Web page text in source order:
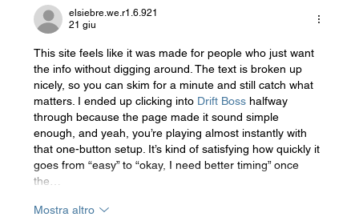
Qualcos’Altro)
elsiebre.we.r1.6.921
21 giu
This site feels like it was made for people who just want
the info without digging around. The text is broken up
nicely, so you can skim for a minute and still catch what
matters. I ended up clicking into Drift Boss halfway
through because the page made it sound simple
enough, and yeah, you’re playing almost instantly with
that one-button setup. It’s kind of satisfying how quickly it
goes from “easy” to “okay, I need better timing” once
the…
Mostra altro